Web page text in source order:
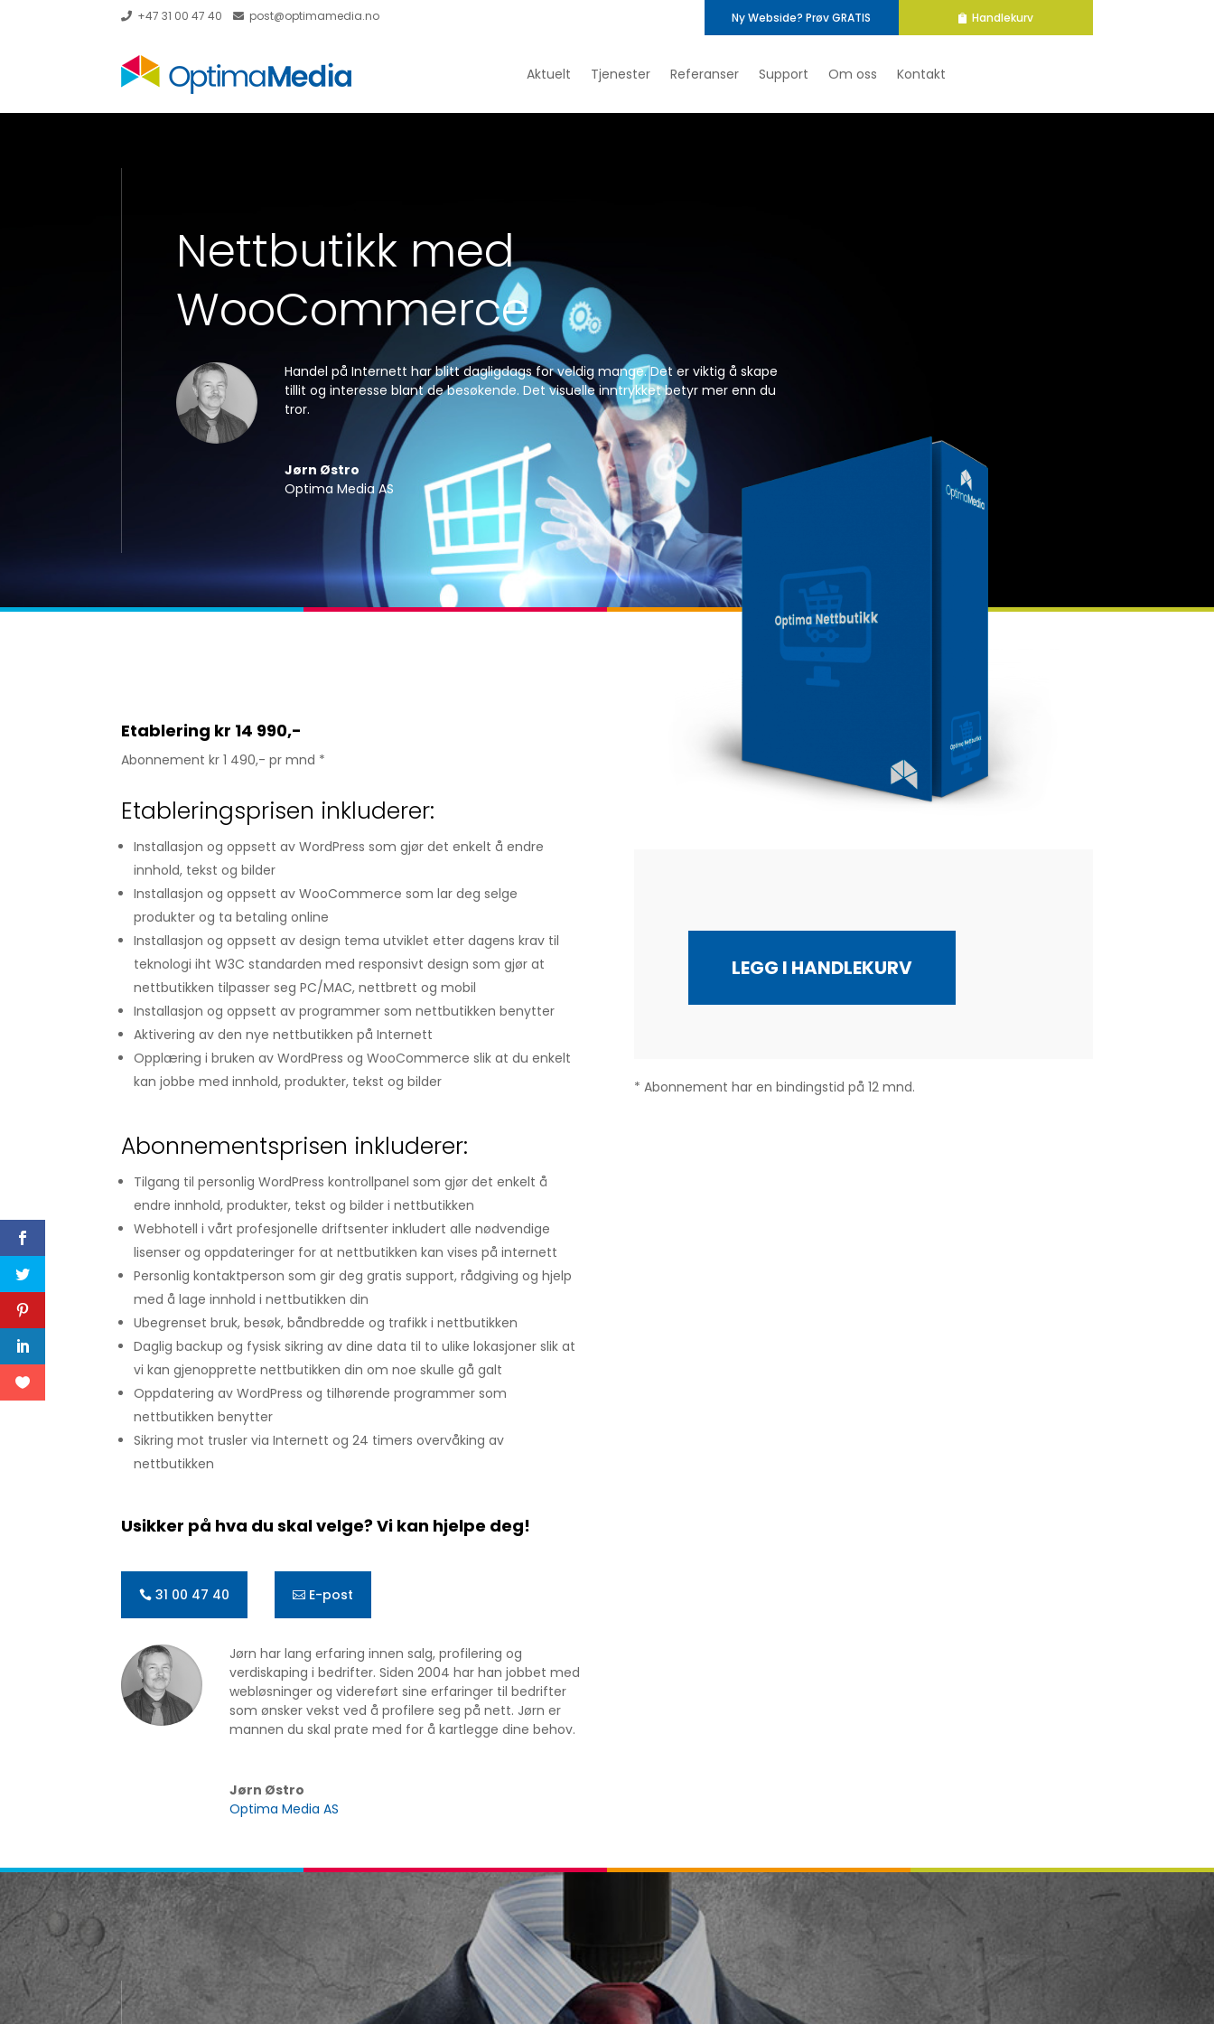
+47 31 00 47 40 post@optimamedia.no Ny Webside? Prøv GRATIS Handlekurv
Aktuelt Tjenester Referanser Support Om oss Kontakt
Nettbutikk med
WooCommerce
Handel på Internett har blitt dagligdags for veldig mange. Det er viktig å skape
tillit og interesse blant de besøkende. Det visuelle inntrykket betyr mer enn du
tror.
Jørn Østro
Optima Media AS
Etablering kr 14 990,-
Abonnement kr 1 490,- pr mnd *
Etableringsprisen inkluderer:
Installasjon og oppsett av WordPress som gjør det enkelt å endre
innhold, tekst og bilder
Installasjon og oppsett av WooCommerce som lar deg selge
produkter og ta betaling online
Installasjon og oppsett av design tema utviklet etter dagens krav til
teknologi iht W3C standarden med responsivt design som gjør at
nettbutikken tilpasser seg PC/MAC, nettbrett og mobil
Installasjon og oppsett av programmer som nettbutikken benytter
Aktivering av den nye nettbutikken på Internett
Opplæring i bruken av WordPress og WooCommerce slik at du enkelt
kan jobbe med innhold, produkter, tekst og bilder
Abonnementsprisen inkluderer:
Tilgang til personlig WordPress kontrollpanel som gjør det enkelt å
endre innhold, produkter, tekst og bilder i nettbutikken
Webhotell i vårt profesjonelle driftsenter inkludert alle nødvendige
lisenser og oppdateringer for at nettbutikken kan vises på internett
Personlig kontaktperson som gir deg gratis support, rådgiving og hjelp
med å lage innhold i nettbutikken din
Ubegrenset bruk, besøk, båndbredde og trafikk i nettbutikken
Daglig backup og fysisk sikring av dine data til to ulike lokasjoner slik at
vi kan gjenopprette nettbutikken din om noe skulle gå galt
Oppdatering av WordPress og tilhørende programmer som
nettbutikken benytter
Sikring mot trusler via Internett og 24 timers overvåking av
nettbutikken
Usikker på hva du skal velge? Vi kan hjelpe deg!
31 00 47 40 E-post
Jørn har lang erfaring innen salg, profilering og
verdiskaping i bedrifter. Siden 2004 har han jobbet med
webløsninger og videreført sine erfaringer til bedrifter
som ønsker vekst ved å profilere seg på nett. Jørn er
mannen du skal prate med for å kartlegge dine behov.
Jørn Østro
Optima Media AS
LEGG I HANDLEKURV
* Abonnement har en bindingstid på 12 mnd.